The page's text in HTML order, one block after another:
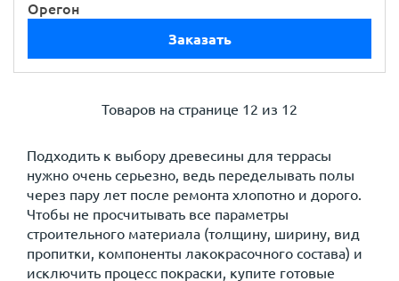
Орегон
Заказать
Товаров на странице 12 из 12
Подходить к выбору древесины для террасы
нужно очень серьезно, ведь переделывать полы
через пару лет после ремонта хлопотно и дорого.
Чтобы не просчитывать все параметры
строительного материала (толщину, ширину, вид
пропитки, компоненты лакокрасочного состава) и
исключить процесс покраски, купите готовые